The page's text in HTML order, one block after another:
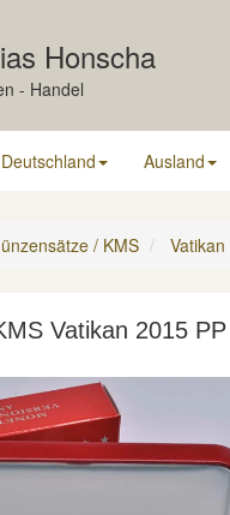
Honscha
- Handel
Deutschland Ausland
/ KMS Vatikan
Vatikan 2015 PP